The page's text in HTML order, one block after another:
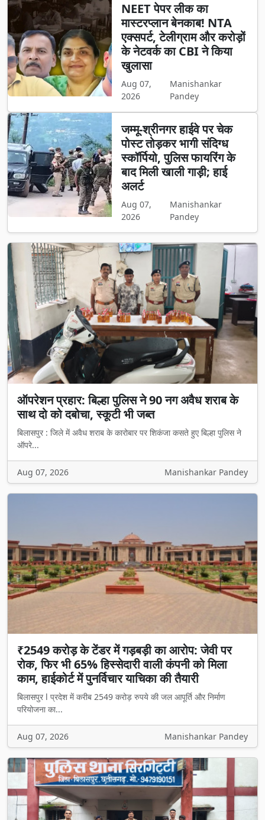
NEET पेपर लीक का
मास्टरप्लान बेनकाब! NTA
एक्सपर्ट, टेलीग्राम और करोड़ों
के नेटवर्क का CBI ने किया
खुलासा
Aug 07,
2026
Manishankar
Pandey
जम्मू-श्रीनगर हाईवे पर चेक
पोस्ट तोड़कर भागी संदिग्ध
स्कॉर्पियो, पुलिस फायरिंग के
बाद मिली खाली गाड़ी; हाई
अलर्ट
Aug 07,
2026
Manishankar
Pandey
ऑपरेशन प्रहार: बिल्हा पुलिस ने 90 नग अवैध शराब के
साथ दो को दबोचा, स्कूटी भी जब्त
बिलासपुर : जिले में अवैध शराब के कारोबार पर शिकंजा कसते हुए बिल्हा पुलिस ने
ऑपरे...
Aug 07, 2026 Manishankar Pandey
₹2549 करोड़ के टेंडर में गड़बड़ी का आरोप: जेवी पर
रोक, फिर भी 65% हिस्सेदारी वाली कंपनी को मिला
काम, हाईकोर्ट में पुनर्विचार याचिका की तैयारी
बिलासपुर l प्रदेश में करीब 2549 करोड़ रुपये की जल आपूर्ति और निर्माण
परियोजना का...
Aug 07, 2026 Manishankar Pandey